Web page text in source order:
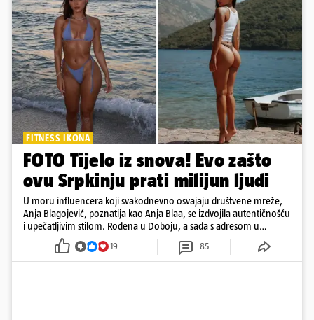
FITNESS IKONA
FOTO Tijelo iz snova! Evo zašto
ovu Srpkinju prati milijun ljudi
U moru influencera koji svakodnevno osvajaju društvene mreže,
Anja Blagojević, poznatija kao Anja Blaa, se izdvojila autentičnošću
i upečatljivim stilom. Rođena u Doboju, a sada s adresom u
Dubaiju, Anja je spoj glamura, discipline i mladenačke energije
19 85